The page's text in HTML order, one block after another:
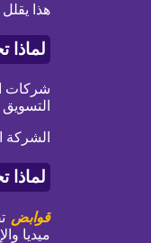
هذا
شركات
قوابض
ميديا